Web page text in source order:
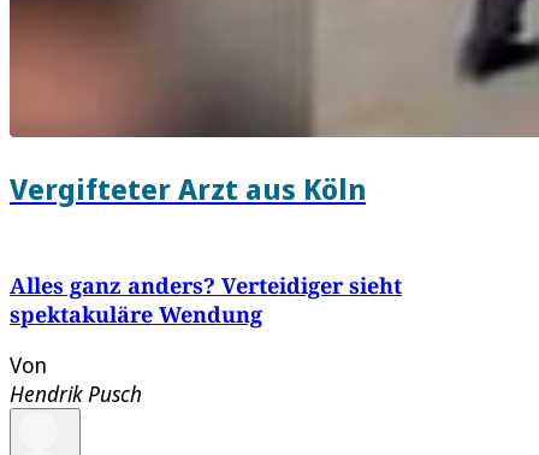
Vergifteter Arzt aus Köln
Alles ganz anders? Verteidiger sieht
spektakuläre Wendung
Von
Hendrik Pusch